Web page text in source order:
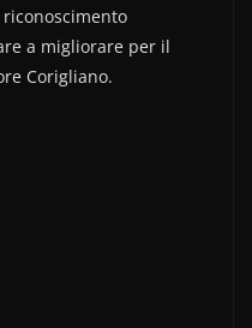
a migliorare per il
Corigliano.